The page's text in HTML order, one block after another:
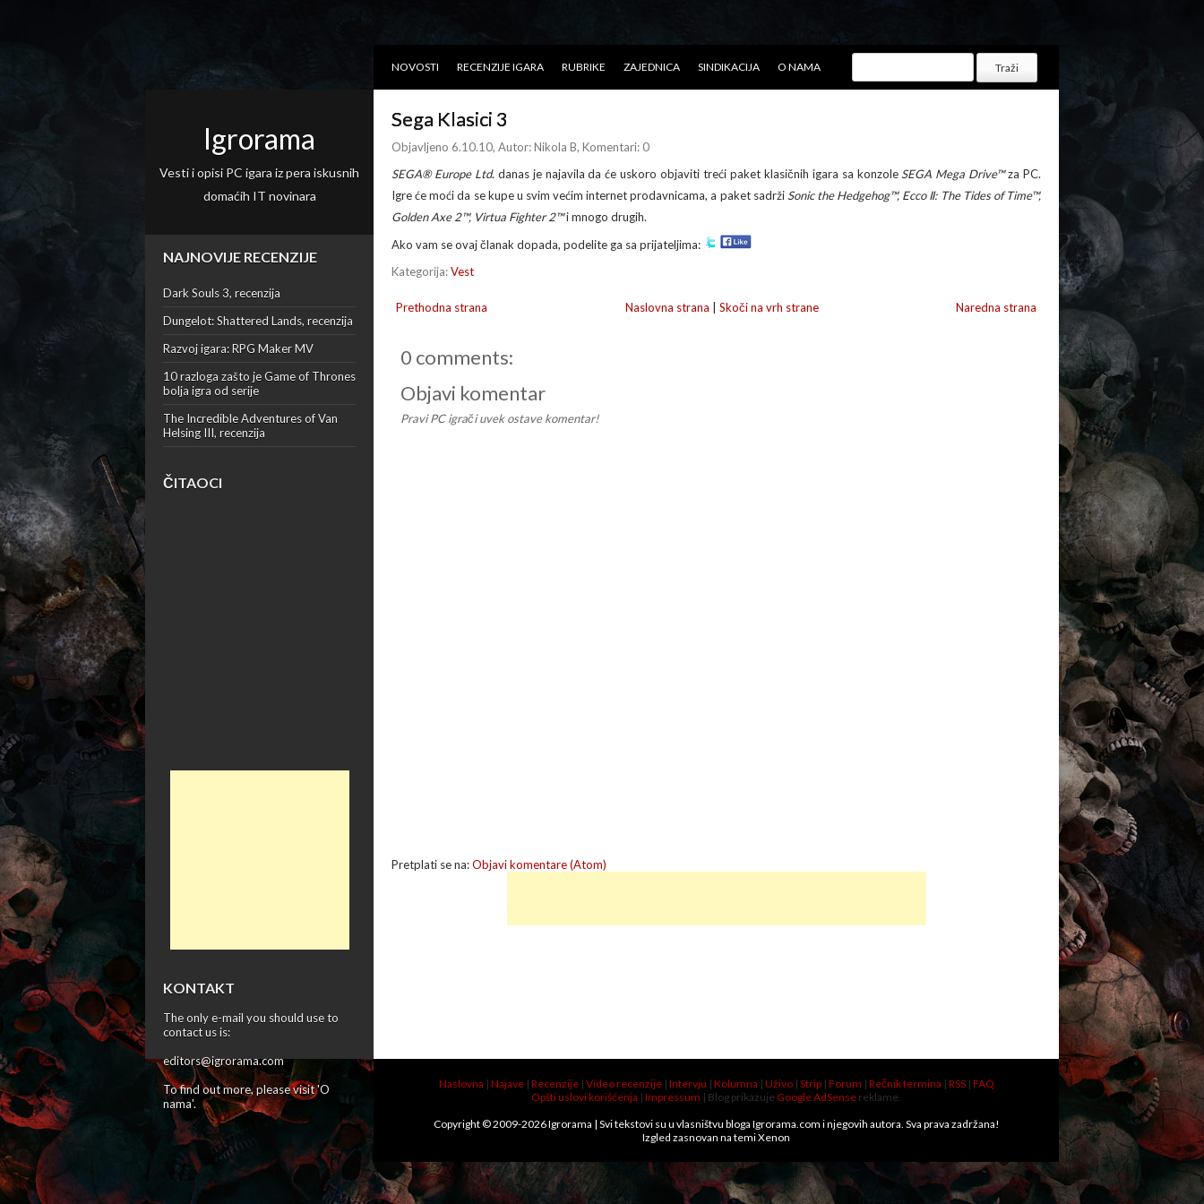
NOVOSTI RECENZIJE IGARA RUBRIKE ZAJEDNICA SINDIKACIJA O NAMA
Igrorama
Vesti i opisi PC igara iz pera iskusnih
domaćih IT novinara
NAJNOVIJE RECENZIJE
Dark Souls 3, recenzija
Dungelot: Shattered Lands, recenzija
Razvoj igara: RPG Maker MV
10 razloga zašto je Game of Thrones
bolja igra od serije
The Incredible Adventures of Van
Helsing III, recenzija
ČITAOCI
KONTAKT
The only e-mail you should use to
contact us is:
editors@igrorama.com
To find out more, please visit 'O
nama'.
Sega Klasici 3
Objavljeno 6.10.10, Autor:Nikola B, Komentari: 0
SEGA® Europe Ltd. danas je najavila da će uskoro objaviti treći paket klasičnih igara sa konzole SEGA Mega Drive™za PC.
Igre će moći da se kupe u svim većim internet prodavnicama, a paket sadrži Sonic the Hedgehog™, Ecco Ⅱ: The Tides of Time™,
Golden Axe 2™, Virtua Fighter 2™i mnogo drugih.
Ako vam se ovaj članak dopada, podelite ga sa prijateljima:
Kategorija:Vest
Naredna strana
Prethodna strana Naslovna strana Skoči na vrh strane
0 comments:
Objavi komentar
Pravi PC igrači uvek ostave komentar!
Pretplati se na:Objavi komentare (Atom)
Naslovna | Najave| Recenzije| Video recenzije| Intervju | Kolumna | Uživo| Strip| Forum | Rečnik termina | RSS| FAQ
Opšti uslovi korišćenja | Impressum | Blog prikazuje Google AdSense reklame.
Copyright © 2009-2026Igrorama | Svi tekstovi su u vlasništvu bloga Igrorama.com i njegovih autora. Sva prava zadržana!
Izgled zasnovan na temiXenon